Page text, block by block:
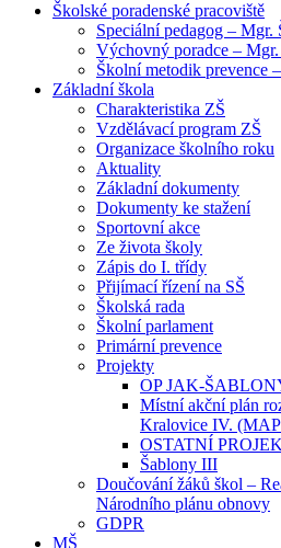
Školské poradenské pracoviště
Speciální pedagog – Mgr.
Výchovný poradce –
Školní metodik prevence
Základní škola
Charakteristika ZŠ
Vzdělávací program ZŠ
Organizace školního roku
Aktuality
Základní dokumenty
Dokumenty ke stažení
Sportovní akce
Ze života školy
Zápis do I. třídy
Přijímací řízení na SŠ
Školská rada
Školní parlament
Primární prevence
Projekty
OP JAK-
Místní akční plán
Kralovice IV.
OSTATNÍ
Šablony III
Doučování žáků škol –
Národního plánu obnovy
GDPR
MŠ